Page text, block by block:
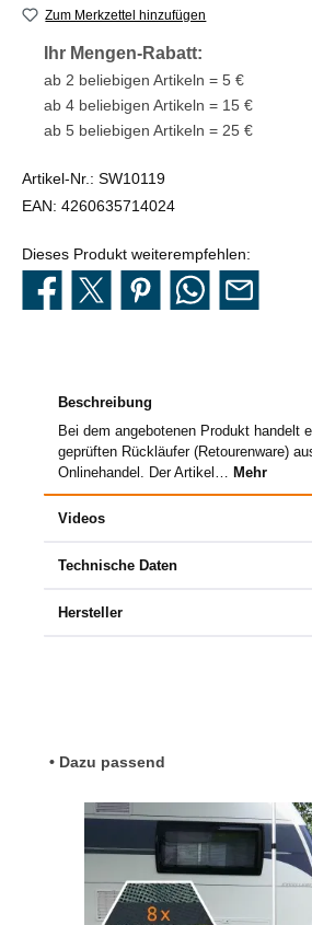
Zum Merkzettel hinzufügen
Ihr Mengen-Rabatt:
ab 2 beliebigen Artikeln = 5 €
ab 4 beliebigen Artikeln = 15 €
ab 5 beliebigen Artikeln = 25 €
Artikel-Nr.: SW10119
EAN: 4260635714024
Dieses Produkt weiterempfehlen:
Beschreibung
Bei dem angebotenen Produkt handelt
geprüften Rückläufer (Retourenware)
Onlinehandel. Der Artikel… Mehr
Videos
Technische Daten
Hersteller
Produktgalerie überspringen
• Dazu passend